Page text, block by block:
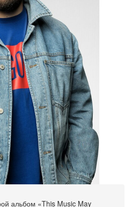
альбом «This Music May